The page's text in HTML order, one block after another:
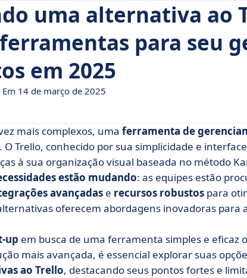
uma alternativa ao
para seu
em 2025
Em 14 de março de 2025
e o método Kanban
alternativas ao Trello?
alternativas ao Trello para seus projetos
compare esses pacotes de software em um
alternativa para sua equipe
mais complexos, uma ferramenta de
O Trello, conhecido por sua simplicidade e
à sua organização visual baseada no método
estão mudando: as equipes estão
avançadas e recursos robustos para
oferecem abordagens inovadoras para
up em busca de uma ferramenta simples e eficaz
mais avançada, é essencial explorar suas
ao Trello, destacando seus pontos fortes e